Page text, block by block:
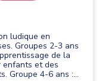
ludique en
ans
de la
enfants et des
: